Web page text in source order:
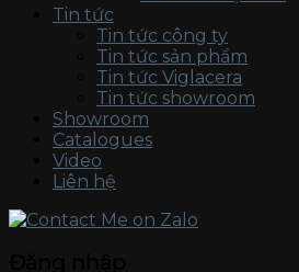
Tin tức
Tin tức công ty
Tin tức sản phẩm
Tin tức Viglacera
Tin tức showroom
Showroom
Catalogues
Video
Liên hệ